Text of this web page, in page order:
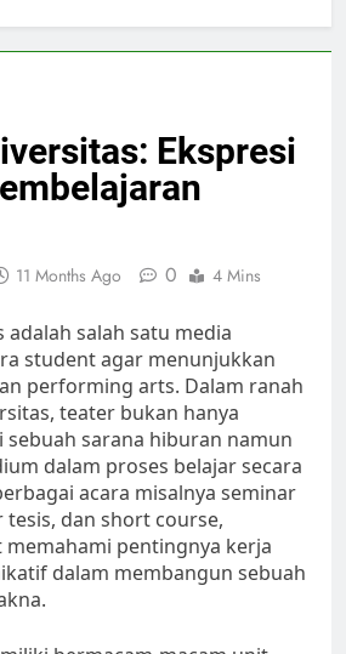
Ekspresi
11 Months Ago 0 4 Mins
adalah salah satu media
student agar menunjukkan
performing arts. Dalam ranah
teater bukan hanya
sebuah sarana hiburan namun
dalam proses belajar secara
acara misalnya seminar
tesis, dan short course,
memahami pentingnya kerja
dalam membangun sebuah